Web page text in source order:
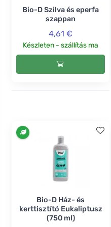
Bio-D Szilva és eperfa
szappan
4,61 €
Készleten - szállítás ma
Bio-D Ház- és
kerttisztító Eukaliptusz
(750 ml)